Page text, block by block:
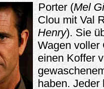
Porter (Mel
Clou mit Val
Henry). Sie
Wagen voller
einen Koffer
haben. Jeder